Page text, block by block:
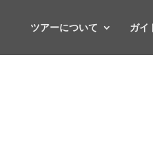
ツアーについて ガイ